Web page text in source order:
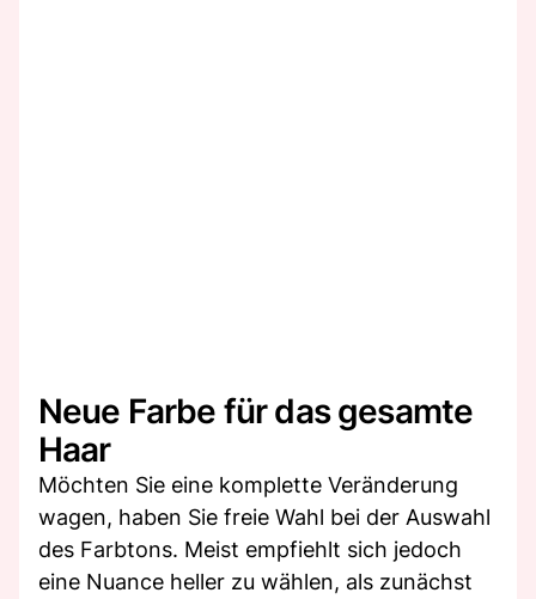
Neue Farbe für das gesamte
Haar
Möchten Sie eine komplette Veränderung
wagen, haben Sie freie Wahl bei der Auswahl
des Farbtons. Meist empfiehlt sich jedoch
eine Nuance heller zu wählen, als zunächst